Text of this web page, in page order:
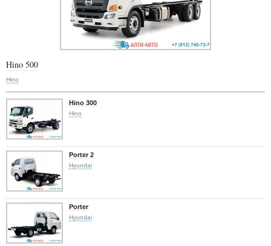
Hino 500
Hino
Hino 300
Hino
Porter 2
Hyundai
Porter
Hyundai